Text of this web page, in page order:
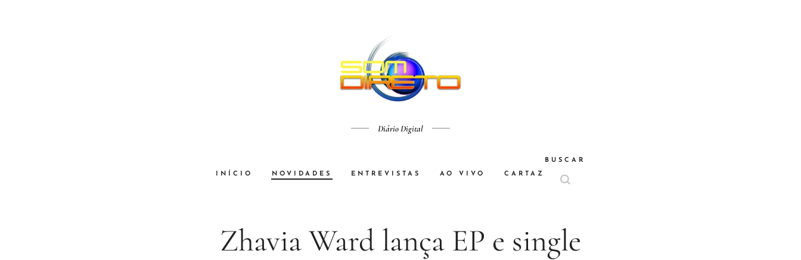
Diário Digital
INÍCIO NOVIDADES ENTREVISTAS AO VIVO CARTAZ
BUSCAR
Zhavia Ward lança EP e single